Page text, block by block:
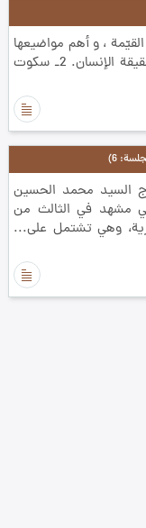
، و أهم مواضيعها
: 1ـ الكلام هو المظهر للنّفس و الكاشف عن حقيقة الإنسان. 2ـ سكوت
6)
‬السيد‮ ‬محمد‮ ‬الحسين‮
‬مشهد‮ ‬في‮ ‬الثالث‮ ‬من‮
‬وهي‮ ‬تشتمل‮ ‬على‮...